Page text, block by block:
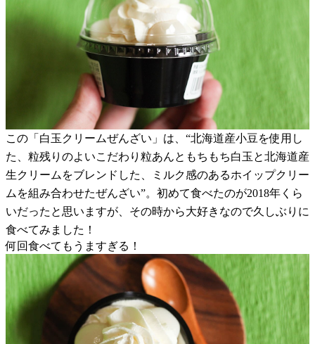
この「白玉クリームぜんざい」は、“北海道産小豆を使用し
た、粒残りのよいこだわり粒あんともちもち白玉と北海道産
生クリームをブレンドした、ミルク感のあるホイップクリー
ムを組み合わせたぜんざい”。初めて食べたのが2018年くら
いだったと思いますが、その時から大好きなので久しぶりに
食べてみました！
何回食べてもうますぎる！